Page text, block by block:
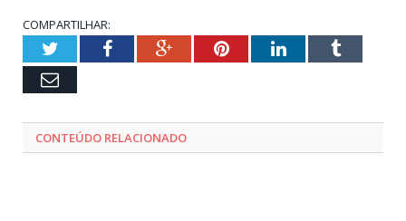
COMPARTILHAR:
TwitterFacebookGoogle+PinterestLinkedInTumblr
Email
CONTEÚDO RELACIONADO